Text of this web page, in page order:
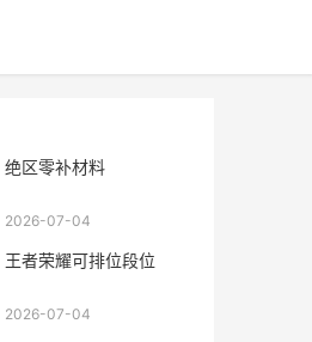
绝区零补材料
2026-07-04
王者荣耀可排位段位
2026-07-04